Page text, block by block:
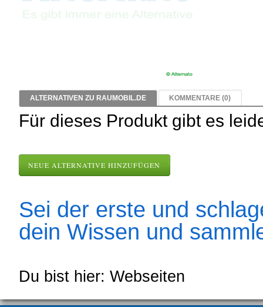
ALTERNATIVEN ZU RAUMOBIL.DE KOMMENTARE (0)
Für dieses Produkt gibt es
NEUE ALTERNATIVE HINZUFÜGEN
Sei der erste und
dein Wissen und
Du bist hier: Webseiten